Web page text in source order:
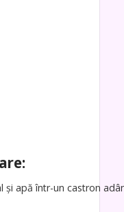
și apă într-un castron